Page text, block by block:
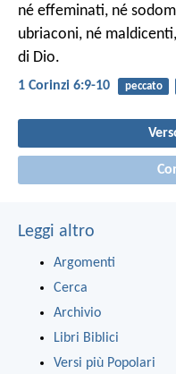
né effeminati, né
ubriaconi, né
di Dio.
1 Corinzi 6:9-10 peccato
Leggi altro
Argomenti
Cerca
Archivio
Libri Biblici
Versi più Popolari